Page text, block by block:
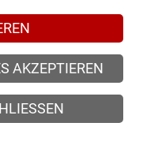
vorbehalten
vorbehalten.
AKZEPTIEREN